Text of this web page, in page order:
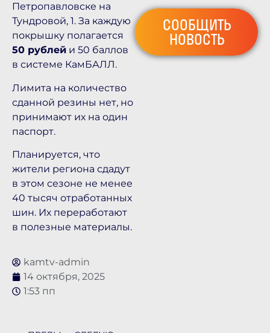
Петропавловске на
Тундровой, 1. За каждую
покрышку полагается
50 рублей и 50 баллов
в системе КамБАЛЛ.
Лимита на количество
сданной резины нет, но
принимают их на один
паспорт.
Планируется, что
жители региона сдадут
в этом сезоне не менее
40 тысяч отработанных
шин. Их переработают
в полезные материалы.
kamtv-admin
14 октября, 2025
1:53 пп
СООБЩИТЬ
НОВОСТЬ